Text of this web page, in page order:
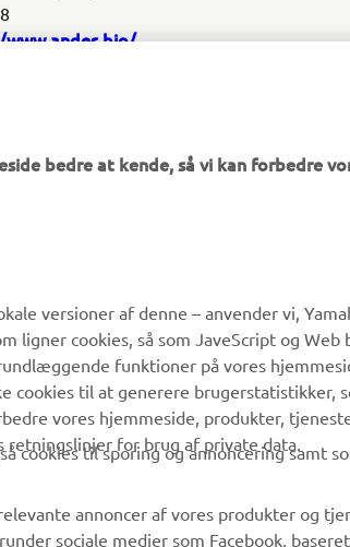
Music
Racing
Motor Global
Kundeservice
Reservedelskatalog
Yamaha-forhandler
Håndtering af
bedre at kende, så vi kan forbedre
versioner af denne – anvender vi,
cookies, så som JaveScript og Web
funktioner på vores
cookies til at generere brugerstatistikker,
vores hjemmeside, produkter,
retningslinjer for brug af private data.
cookies til sporing og annoncering samt
annoncer af vores produkter og
sociale medier som Facebook,